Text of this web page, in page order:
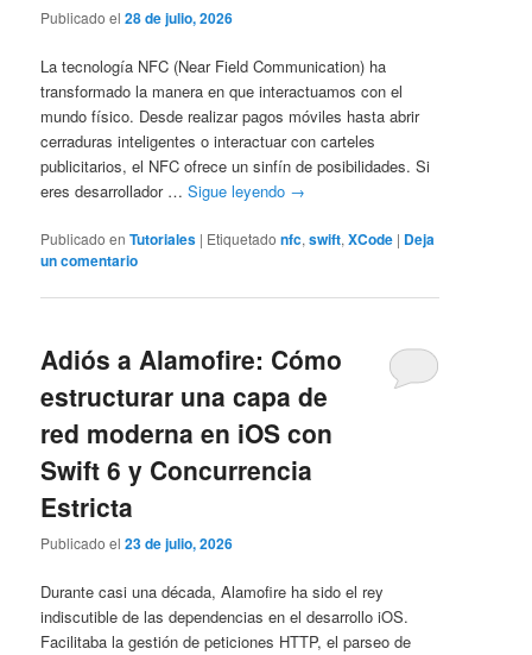
Publicado el28 de julio, 2026
La tecnología NFC (Near Field Communication) ha
transformado la manera en que interactuamos con el
mundo físico. Desde realizar pagos móviles hasta abrir
cerraduras inteligentes o interactuar con carteles
publicitarios, el NFC ofrece un sinfín de posibilidades. Si
eres desarrollador …Sigue leyendo →
Publicado en Tutoriales | Etiquetado nfc,swift,XCode | Deja
un comentario
Adiós a Alamofire: Cómo
estructurar una capa de
red moderna en iOS con
Swift 6 y Concurrencia
Estricta
Publicado el23 de julio, 2026
Durante casi una década, Alamofire ha sido el rey
indiscutible de las dependencias en el desarrollo iOS.
Facilitaba la gestión de peticiones HTTP, el parseo de